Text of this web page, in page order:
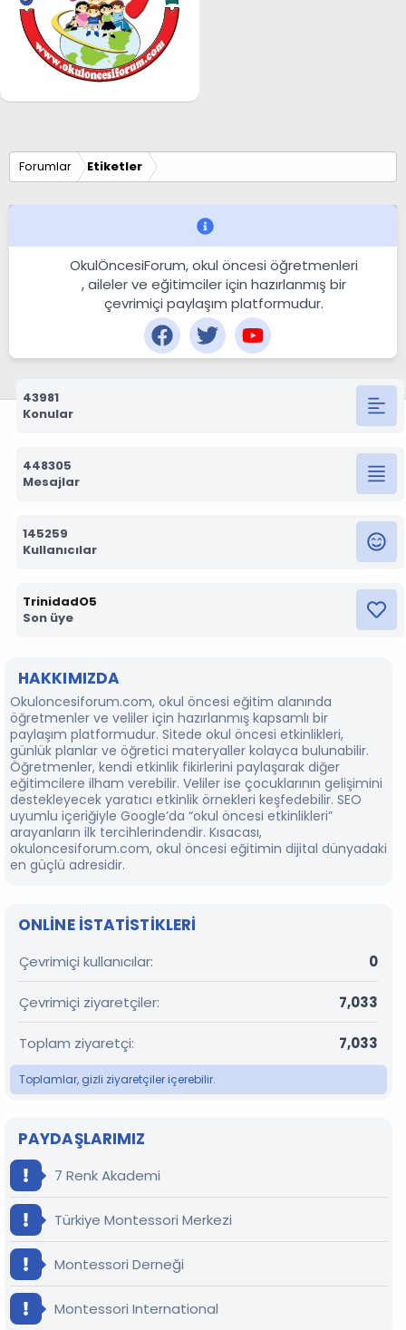
Forumlar Etiketler
OkulÖncesiForum, okul öncesi öğretmenleri
, aileler ve eğitimciler için hazırlanmış bir
çevrimiçi paylaşım platformudur.
43981
Konular
448305
Mesajlar
145259
Kullanıcılar
TrinidadO5
Son üye
HAKKIMIZDA
Okuloncesiforum.com, okul öncesi eğitim alanında
öğretmenler ve veliler için hazırlanmış kapsamlı bir
paylaşım platformudur. Sitede okul öncesi etkinlikleri,
günlük planlar ve öğretici materyaller kolayca bulunabilir.
Öğretmenler, kendi etkinlik fikirlerini paylaşarak diğer
eğitimcilere ilham verebilir. Veliler ise çocuklarının gelişimini
destekleyecek yaratıcı etkinlik örnekleri keşfedebilir. SEO
uyumlu içeriğiyle Google’da “okul öncesi etkinlikleri”
arayanların ilk tercihlerindendir. Kısacası,
okuloncesiforum.com, okul öncesi eğitimin dijital dünyadaki
en güçlü adresidir.
ONLINE ISTATISTIKLERI
Çevrimiçi kullanıcılar 0
Çevrimiçi ziyaretçiler 7,033
Toplam ziyaretçi 7,033
Toplamlar, gizli ziyaretçiler içerebilir.
PAYDAŞLARIMIZ
7 Renk Akademi
Türkiye Montessori Merkezi
Montessori Derneği
Montessori International